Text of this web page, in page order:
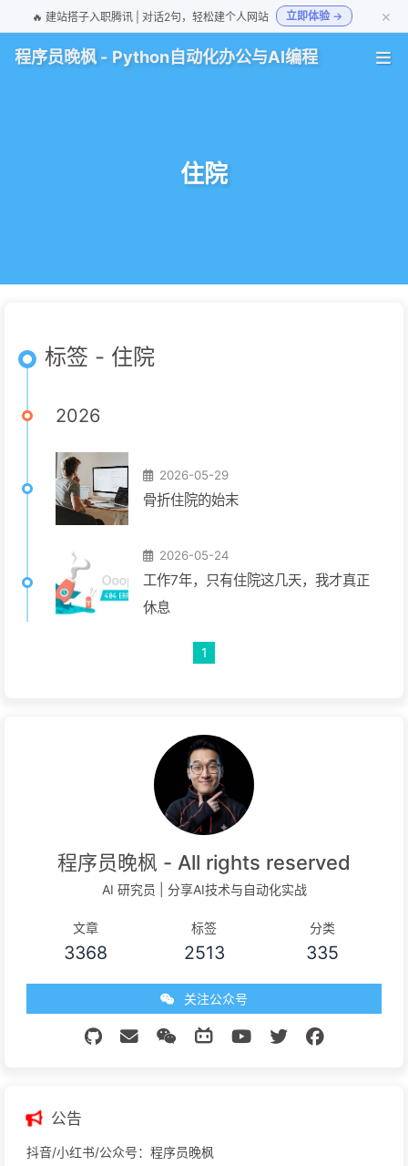
🔥 建站搭子入职腾讯 | 对话2句，轻松建个人网站 立即体验 → ×
程序员晚枫 - Python自动化办公与AI编程
住院
标签 - 住院
2026
2026-05-29
骨折住院的始末
2026-05-24
工作7年，只有住院这几天，我才真正
休息
1
程序员晚枫 - All rights reserved
AI 研究员 | 分享AI技术与自动化实战
文章
3368
标签
2513
分类
335
关注公众号
公告
抖音/小红书/公众号：程序员晚枫